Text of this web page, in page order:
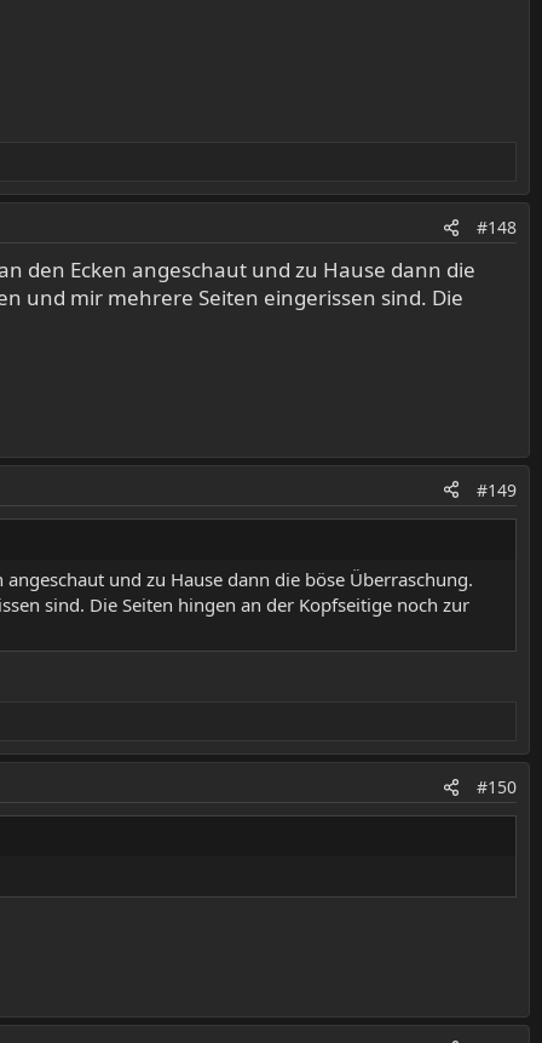
#148
den Ecken angeschaut und zu Hause dann die
und mir mehrere Seiten eingerissen sind. Die
#149
und zu Hause dann die böse Überraschung.
sind. Die Seiten hingen an der Kopfseitige noch zur
#150